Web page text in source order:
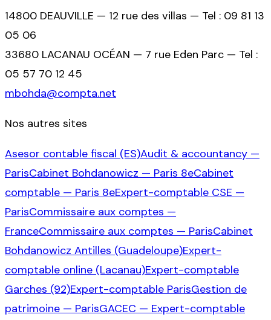
14800 DEAUVILLE — 12 rue des villas — Tel : 09 81 13
05 06
33680 LACANAU OCÉAN — 7 rue Eden Parc — Tel :
05 57 70 12 45
mbohda@compta.net
Nos autres sites
Asesor contable fiscal (ES)Audit & accountancy —
ParisCabinet Bohdanowicz — Paris 8eCabinet
comptable — Paris 8eExpert-comptable CSE —
ParisCommissaire aux comptes —
FranceCommissaire aux comptes — ParisCabinet
Bohdanowicz Antilles (Guadeloupe)Expert-
comptable online (Lacanau)Expert-comptable
Garches (92)Expert-comptable ParisGestion de
patrimoine — ParisGACEC — Expert-comptable